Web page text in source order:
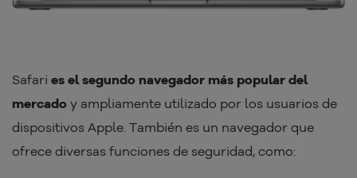
Safari es el segundo navegador más popular del
mercado y ampliamente utilizado por los usuarios de
dispositivos Apple. También es un navegador que
ofrece diversas funciones de seguridad, como: